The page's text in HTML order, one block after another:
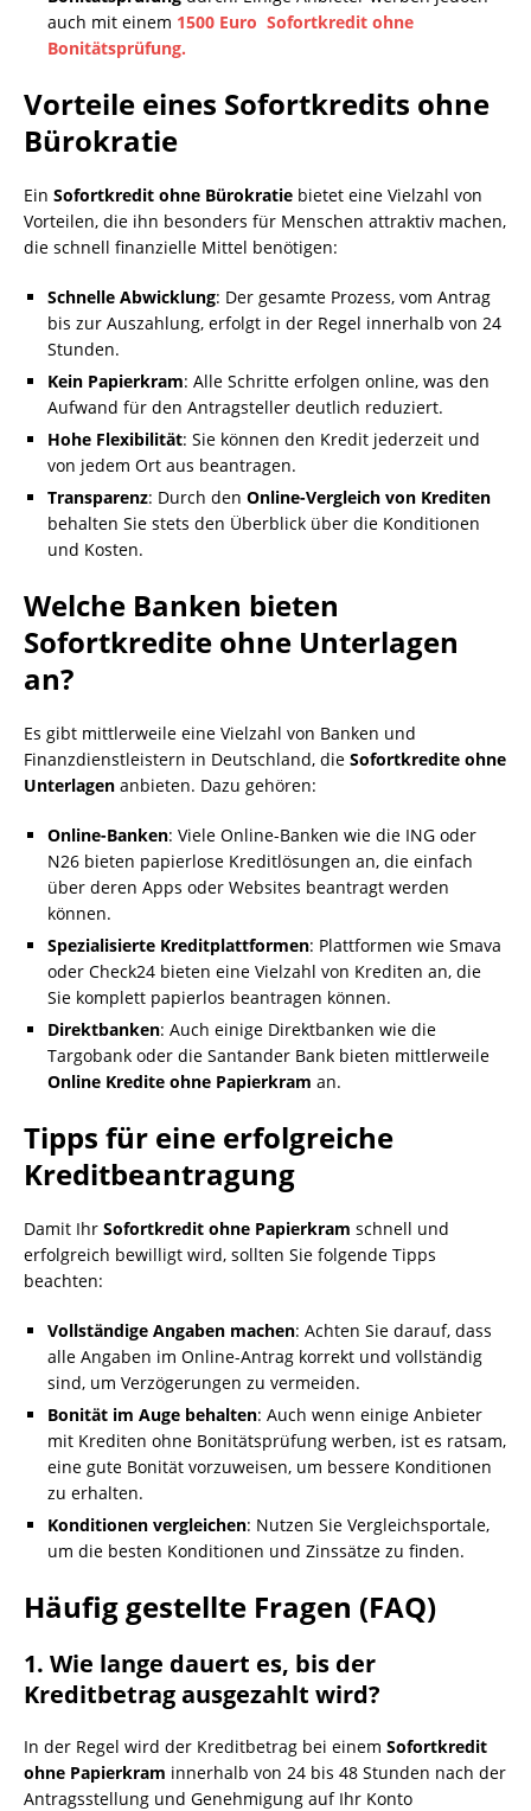
auch mit einem 1500 Euro Sofortkredit ohne
Bonitätsprüfung.
Vorteile eines Sofortkredits ohne
Bürokratie
Ein Sofortkredit ohne Bürokratie bietet eine Vielzahl von
Vorteilen, die ihn besonders für Menschen attraktiv machen,
die schnell finanzielle Mittel benötigen:
Schnelle Abwicklung: Der gesamte Prozess, vom Antrag
bis zur Auszahlung, erfolgt in der Regel innerhalb von 24
Stunden.
Kein Papierkram: Alle Schritte erfolgen online, was den
Aufwand für den Antragsteller deutlich reduziert.
Hohe Flexibilität: Sie können den Kredit jederzeit und
von jedem Ort aus beantragen.
Transparenz: Durch den Online-Vergleich von Krediten
behalten Sie stets den Überblick über die Konditionen
und Kosten.
Welche Banken bieten
Sofortkredite ohne Unterlagen
an?
Es gibt mittlerweile eine Vielzahl von Banken und
Finanzdienstleistern in Deutschland, die Sofortkredite ohne
Unterlagen anbieten. Dazu gehören:
Online-Banken: Viele Online-Banken wie die ING oder
N26 bieten papierlose Kreditlösungen an, die einfach
über deren Apps oder Websites beantragt werden
können.
Spezialisierte Kreditplattformen: Plattformen wie Smava
oder Check24 bieten eine Vielzahl von Krediten an, die
Sie komplett papierlos beantragen können.
Direktbanken: Auch einige Direktbanken wie die
Targobank oder die Santander Bank bieten mittlerweile
Online Kredite ohne Papierkram an.
Tipps für eine erfolgreiche
Kreditbeantragung
Damit Ihr Sofortkredit ohne Papierkram schnell und
erfolgreich bewilligt wird, sollten Sie folgende Tipps
beachten:
Vollständige Angaben machen: Achten Sie darauf, dass
alle Angaben im Online-Antrag korrekt und vollständig
sind, um Verzögerungen zu vermeiden.
Bonität im Auge behalten: Auch wenn einige Anbieter
mit Krediten ohne Bonitätsprüfung werben, ist es ratsam,
eine gute Bonität vorzuweisen, um bessere Konditionen
zu erhalten.
Konditionen vergleichen: Nutzen Sie Vergleichsportale,
um die besten Konditionen und Zinssätze zu finden.
Häufig gestellte Fragen (FAQ)
1. Wie lange dauert es, bis der
Kreditbetrag ausgezahlt wird?
In der Regel wird der Kreditbetrag bei einem Sofortkredit
ohne Papierkram innerhalb von 24 bis 48 Stunden nach der
Antragsstellung und Genehmigung auf Ihr Konto